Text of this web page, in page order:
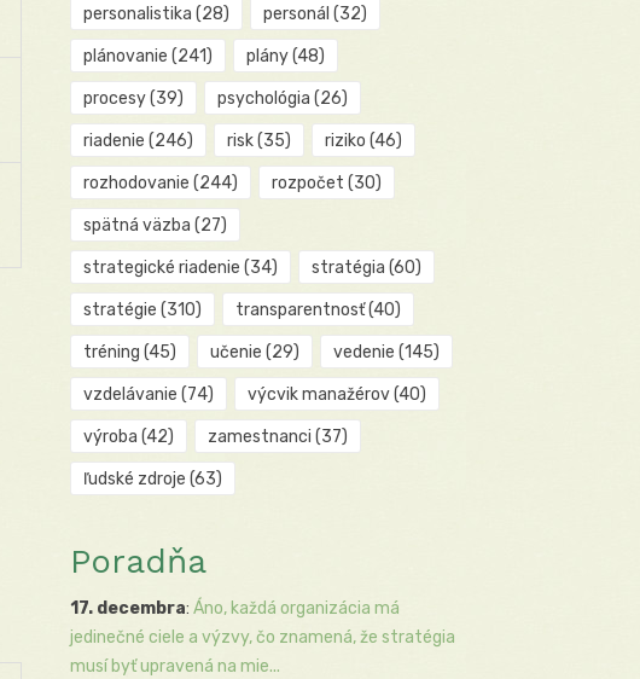
personalistika (28) personál (32)
plánovanie (241) plány(48)
procesy(39) psychológia (26)
riadenie (246) risk(35) riziko (46)
rozhodovanie (244) rozpočet (30)
spätná väzba (27)
strategické riadenie (34) stratégia (60)
stratégie (310) transparentnosť(40)
tréning (45) učenie (29) vedenie (145)
vzdelávanie (74) výcvik manažérov(40)
výroba (42) zamestnanci (37)
ľudské zdroje (63)
Poradňa
17. decembra: Áno, každá organizácia má
jedinečné ciele a výzvy, čo znamená, že stratégia
musí byť upravená na mie...